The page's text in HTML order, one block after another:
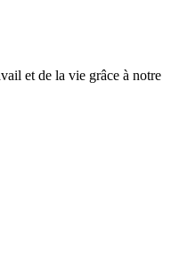
et de la vie grâce à notre